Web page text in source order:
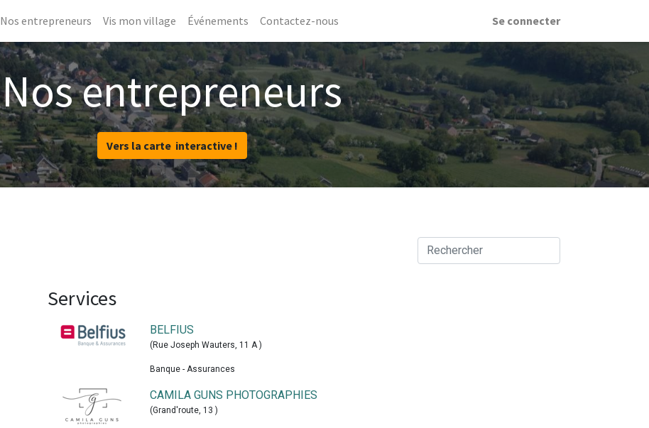
Nos entrepreneurs Vis mon village Événements Contactez-nous Se connecter
Nos entrepreneurs
Vers la carte interactive !
Services
BELFIUS
(Rue Joseph Wauters, 11 A )
Banque - Assurances
CAMILA GUNS PHOTOGRAPHIES
(Grand'route, 13 )